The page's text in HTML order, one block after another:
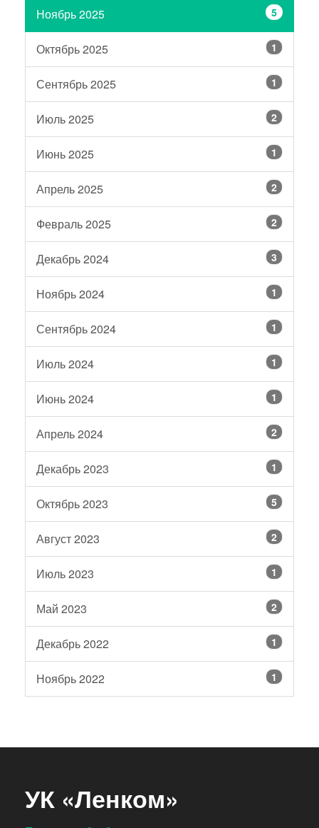
Ноябрь 2025 5
Октябрь 2025 1
Сентябрь 2025 1
Июль 2025 2
Июнь 2025 1
Апрель 2025 2
Февраль 2025 2
Декабрь 2024 3
Ноябрь 2024 1
Сентябрь 2024 1
Июль 2024 1
Июнь 2024 1
Апрель 2024 2
Декабрь 2023 1
Октябрь 2023 5
Август 2023 2
Июль 2023 1
Май 2023 2
Декабрь 2022 1
Ноябрь 2022 1
УК «Ленком»